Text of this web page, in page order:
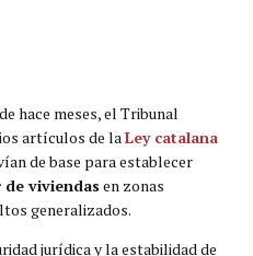
hace meses, el Tribunal
artículos de laLey catalana
de base para establecer
de viviendas en zonas
generalizados.
jurídica y la estabilidad de